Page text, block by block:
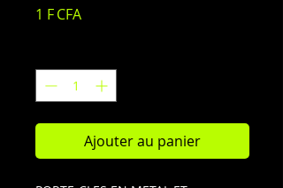
1 F CFAPrix
Ajouter au panier